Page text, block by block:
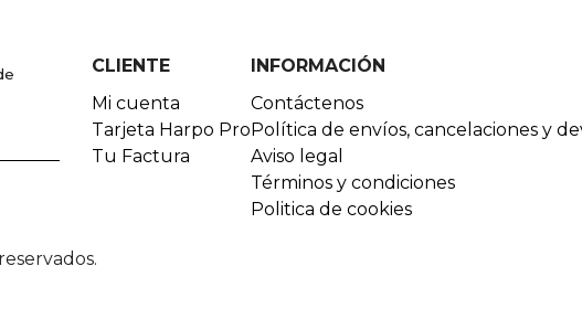
CLIENTE
Mi cuenta
Tarjeta Harpo Pro
Tu Factura
INFORMACIÓN
Contáctenos
Política de envíos, cancelaciones y
Aviso legal
Términos y condiciones
Politica de cookies